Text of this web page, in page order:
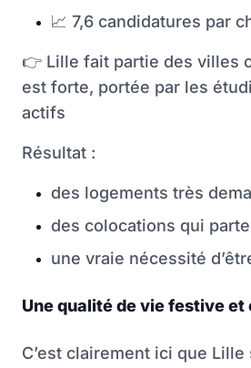
📈 7,6 candidatures par
👉 Lille fait partie des villes
est forte, portée par les
actifs
Résultat :
des logements très
des colocations qui
une vraie nécessité
Une qualité de vie festive et
C’est clairement ici que Lille